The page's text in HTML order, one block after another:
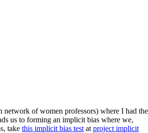
network of women professors) where I had the
us to forming an implicit bias where we,
take this implicit bias test at project implicit